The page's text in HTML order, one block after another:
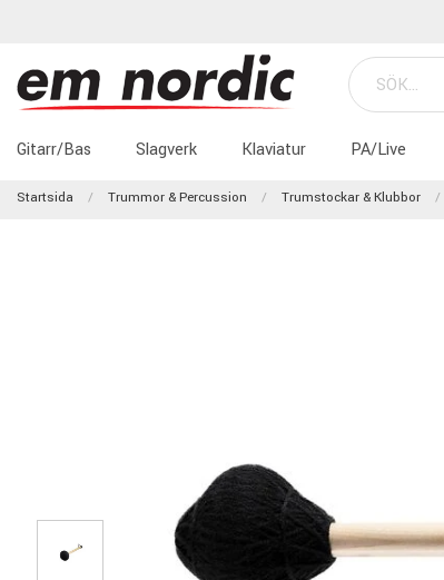
Gitarr/Bas Slagverk Klaviatur PA/Live
Startsida Trummor & Percussion Trumstockar & Klubbor